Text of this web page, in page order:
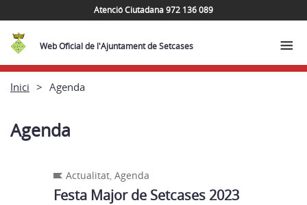
Atenció Ciutadana 972 136 089
Web Oficial de l'Ajuntament de Setcases
Inici Agenda
Agenda
Actualitat,Agenda
Festa Major de Setcases 2023